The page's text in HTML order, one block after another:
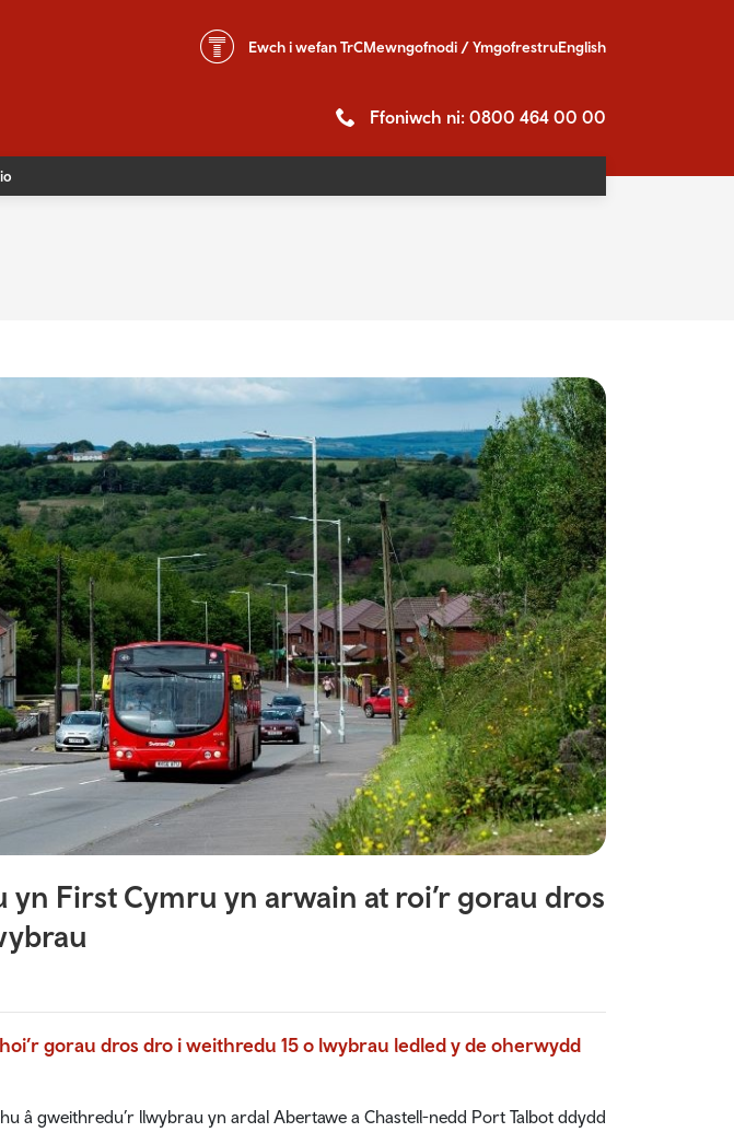
Ewch iwefan TrCMewngofnodi / YmgofrestruEnglish
Ffoniwch ni: 0800 464 00 00
First Cymru yn arwain at roi’r gorau dros
gorau dros dro i weithredu 15 o lwybrau ledled y de oherwydd
â gweithredu’r llwybrau yn ardal Abertawe a Chastell-nedd Port Talbot ddydd